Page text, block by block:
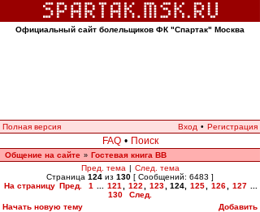
Официальный сайт болельщиков ФК "Спартак" Москва
Полная версия Вход • Регистрация
FAQ • Поиск
Общение на сайте » Гостевая книга ВВ
Пред. тема | След. тема
Страница 124 из 130 [ Сообщений: 6483 ]
На страницу Пред. 1 121 122 123 124, 125 126 127
130
След.
Начать новую тему
Добавить